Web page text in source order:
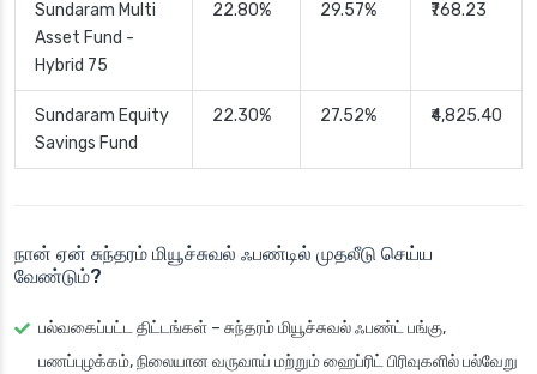
Sundaram Multi
Asset Fund -
Hybrid 75
22.80% 29.57% ₹768.23
Sundaram Equity
Savings Fund
22.30% 27.52% ₹4,825.40
நான் ஏன் சுந்தரம் மியூச்சுவல் ஃபண்டில் முதலீடு செய்ய
வேண்டும்?
பல்வகைப்பட்ட திட்டங்கள் – சுந்தரம் மியூச்சுவல் ஃபண்ட்பங்கு,
பணப்புழக்கம், நிலையான வருவாய் மற்றும் ஹைப்ரிட் பிரிவுகளில் பல்வேறு